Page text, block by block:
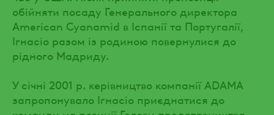
обійняти посаду Генерального директора
American Cyanamid в Іспанії та Португалії,
Ігнасіо разом із родиною повернулися до
рідного Мадриду.
У січні 2001 р. керівництво компанії ADAMA
запропонувало Ігнасіо приєднатися до